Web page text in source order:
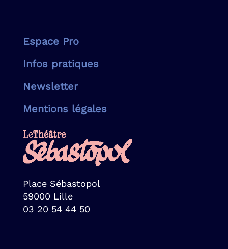
Espace Pro
Infos pratiques
Newsletter
Mentions légales
Place Sébastopol
59000 Lille
03 20 54 44 50